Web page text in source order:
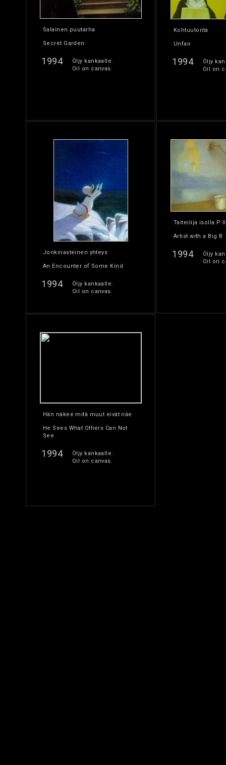
Salainen puutarha
Secret Garden
1994
Öljy kankaalle.
Oil on canvas.
Kohtuutonta
Unfair
1994
Öljy
Oil on
Jonkinasteinen yhteys
An Encounter of Some Kind
1994
Öljy kankaalle.
Oil on canvas.
Taiteilija isolla
Artist with a Big B
1994
Öljy
Oil on
Hän näkee mitä muut eivät näe
He Sees What Others Can Not
See
1994
Öljy kankaalle.
Oil on canvas.